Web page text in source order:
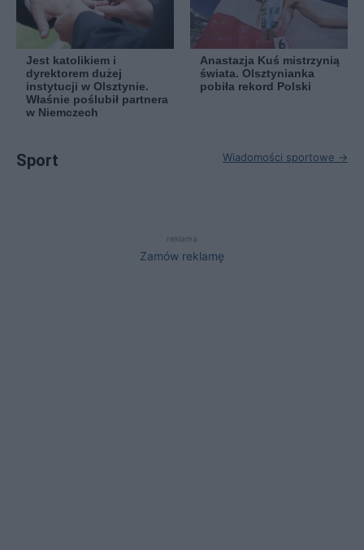
Jest katolikiem i
dyrektorem dużej
instytucji w Olsztynie.
Właśnie poślubił partnera
w Niemczech
Anastazja Kuś mistrzynią
świata. Olsztynianka
pobiła rekord Polski
Sport Wiadomości sportowe →
reklama
Zamów reklamę